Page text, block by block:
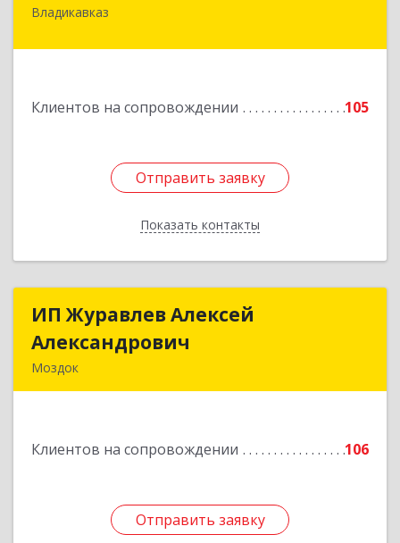
Владикавказ
Клиентов на сопровождении 105
Отправить заявку
Показать контакты
362020, Северная Осетия - Алания Респ,
Отправить заявку
Назад
ИП Журавлев Алексей
Александрович
Моздок
Клиентов на сопровождении 106
Отправить заявку
ИП Журавлев Алексей
Подробнее
Отправить заявку